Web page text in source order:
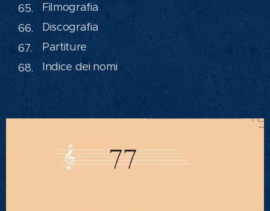
Filmografia
Discografia
Partiture
Indice dei nomi